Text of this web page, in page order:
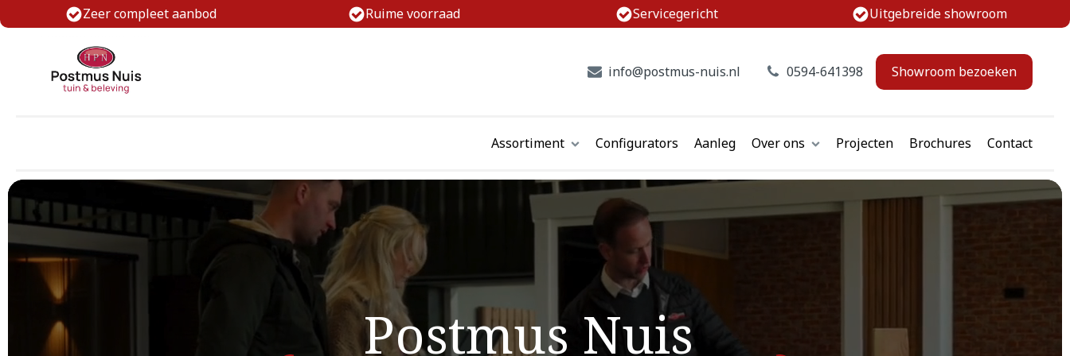
Zeer compleet aanbod Ruime voorraad Servicegericht Uitgebreide showroom
info@postmus-nuis.nl 0594-641398 Showroom bezoeken
Assortiment Configurators Aanleg Over ons Projecten Brochures Contact
Postmus Nuis